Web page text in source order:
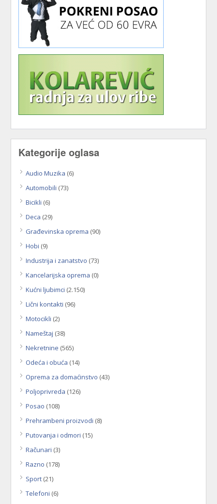
Kategorije oglasa
Audio Muzika (6)
Automobili (73)
Bicikli (6)
Deca (29)
Građevinska oprema (90)
Hobi (9)
Industrija i zanatstvo (73)
Kancelarijska oprema (0)
Kućni ljubimci (2.150)
Lični kontakti (96)
Motocikli (2)
Nameštaj (38)
Nekretnine (565)
Odeća i obuća (14)
Oprema za domaćinstvo (43)
Poljoprivreda (126)
Posao (108)
Prehrambeni proizvodi (8)
Putovanja i odmori (15)
Računari (3)
Razno (178)
Sport (21)
Telefoni (6)